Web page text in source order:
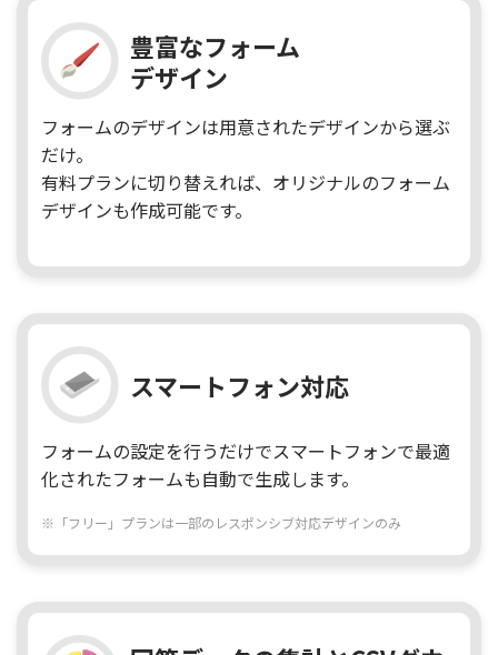
豊富なフォーム
デザイン
フォームのデザインは用意されたデザインから選ぶ
だけ。
有料プランに切り替えれば、オリジナルのフォーム
デザインも作成可能です。
スマートフォン対応
フォームの設定を行うだけでスマートフォンで最適
化されたフォームも自動で生成します。
※「フリー」プランは一部のレスポンシブ対応デザインのみ